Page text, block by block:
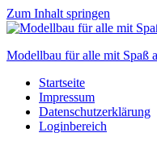
Zum Inhalt springen
Modellbau für alle mit Spaß
Scale
modelling
Startseite
Impressum
Datenschutzerklärung
Loginbereich